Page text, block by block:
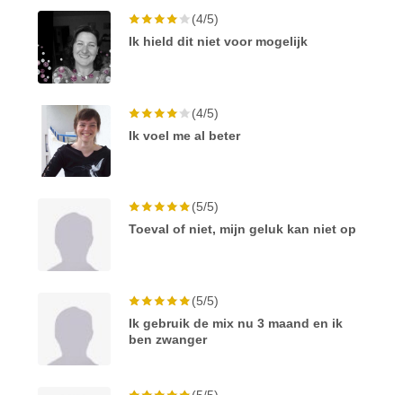
(4/5)
Ik hield dit niet voor mogelijk
(4/5)
Ik voel me al beter
(5/5)
Toeval of niet, mijn geluk kan niet op
(5/5)
Ik gebruik de mix nu 3 maand en ik
ben zwanger